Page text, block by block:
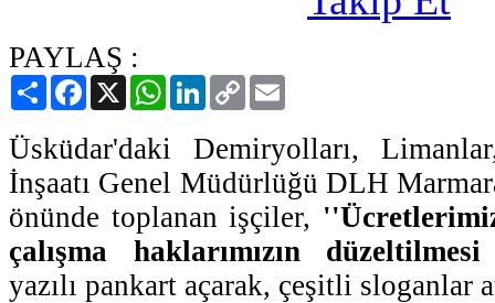
PAYLAŞ :
PaylaşFacebook
X WhatsAppLinkedIn
Copy
Link
Üsküdar'daki Demiryolları,
İnşaatı Genel Müdürlüğü DLH
önünde toplanan işçiler,
çalışma haklarımızın
yazılı pankart açarak, çeşitli sloganlar